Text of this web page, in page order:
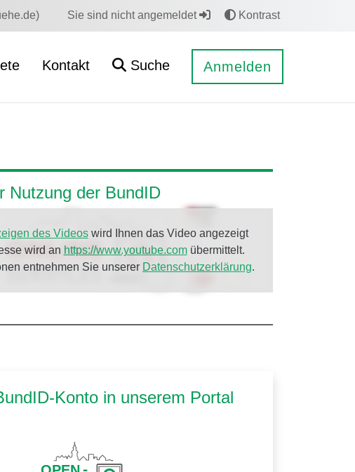
Sie sind nicht angemeldet Kontrast
Kontakt Suche Anmelden
Nutzung der BundID
des Videoswird Ihnen das Video angezeigt
wird an https://www.youtube.comübermittelt.
entnehmen Sie unserer Datenschutzerklärung.
Konto in unserem Portal